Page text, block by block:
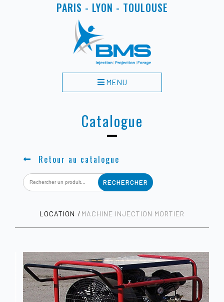
PARIS - LYON - TOULOUSE
MENU
Catalogue
Retour au catalogue
Search
for:
LOCATION MACHINE INJECTION MORTIER